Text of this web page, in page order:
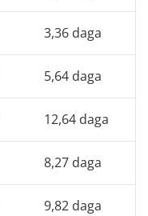
3,36 daga
5,64 daga
12,64 daga
8,27 daga
9,82 daga